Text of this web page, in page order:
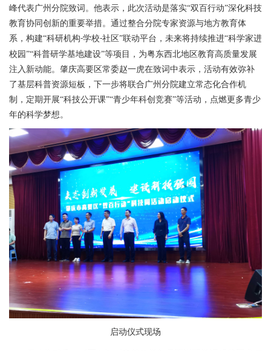
峰代表广州分院致词。他表示， 此次活动是落实“双百行动”深化科技
教育协同创新的重要举措。通过整合分院专家资源与地方教育体
系，构建“科研机构-学校-社区”联动平台，未来将持续推进“科学家进
校园”“科普研学基地建设”等项目，为粤东西北地区教育高质量发展
注入新动能。 肇庆高要区常委赵一虎在致词中表示， 活动有效弥补
了基层科普资源短板，下一步将联合广州 分院建立常态化合作机
制，定期开展“科技公开课”“青少年科创竞赛”等活动，点燃更多青少
年的科学梦想。
启动仪式现场